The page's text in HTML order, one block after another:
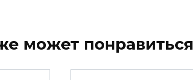
может понравиться